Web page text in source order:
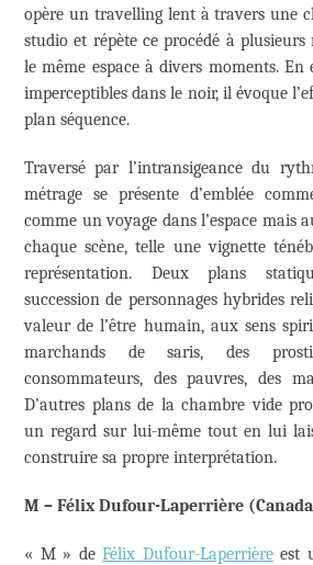
opère un travelling lent à travers une
studio et répète ce procédé à
le même espace à divers moments. En
imperceptibles dans le noir, il évoque
plan séquence.
Traversé par l’intransigeance du
métrage se présente d’emblée
comme un voyage dans l’espace mais
chaque scène, telle une vignette
représentation. Deux plans
succession de personnages hybrides
valeur de l’être humain, aux sens
marchands de saris, des
consommateurs, des pauvres, des
D’autres plans de la chambre vide
un regard sur lui-même tout en lui
construire sa propre interprétation.
M – Félix Dufour-Laperrière
« M » deFélix Dufour-Laperrièreest